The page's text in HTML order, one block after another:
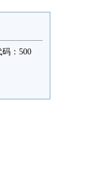
：500